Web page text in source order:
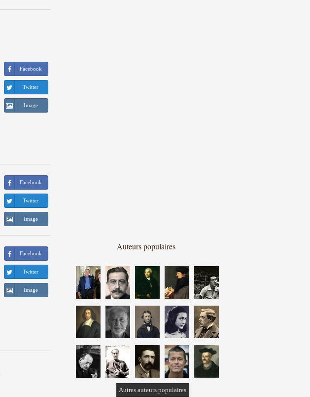
Facebook
Twitter
Image
Facebook
Twitter
Image
Facebook
Twitter
Image
Auteurs populaires
Autres auteurs populaires